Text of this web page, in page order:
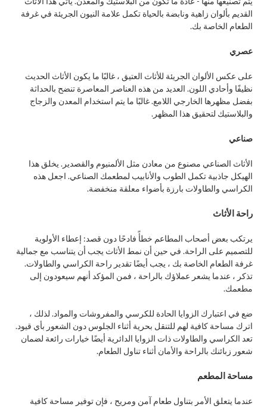
القديم بألوان زاهية ونابضة بالحياة تكمل علامة النيون الجريئة في غرفة
الطعام الخاصة بك.
عصري
على عكس الألوان الجريئة للأثاث العتيق ، غالبًا ما يكون الأثاث الحديث
نظيفًا وأحادي اللون. العديد من هذه العناصر المعاصرة تنضح بالحداثة
بفضل مظهرها الخارجي اللامع. غالبًا ما يتم استخدام المعدن والزجاج
والبلاستيك لتحقيق هذا المظهر.
صناعي
الأثاث الصناعي مصنوع من معادن مثل الألمنيوم والقصدير. يخلق هذا
الهيكل جاذبية تكمل الطوب والأنابيب لمطعمك الصناعي. اجعل هذه
الكراسي والطاولات بارزة بأضواء معلقة منخفضة.
راحة الأثاث
يرتكب بعض أصحاب المطاعم خطأً فادحًا دون قصد: إعطاء الأولوية
للتصميم على الراحة. في حين أن نمط الأثاث يجب أن يتناسب مع جمالية
غرفة الطعام الخاصة بك ، يجب أيضًا تقدير راحة الكراسي والطاولات.
تذكر ، عندما يشعر عملاؤك بالراحة ، فمن المؤكد أنهم سيعودون إلى
مطعمك.
ضع في اعتبارك الزوايا الحادة للكرسي والمفروشات والمواد. لذلك ،
اترك مساحة كافية لهم للتنقل بحرية أثناء الجلوس دون الشعور بأي قيود.
تعد الكراسي والطاولات ذات الزوايا الدائرية أيضًا خيارات رائعة لضمان
شعور زبائنك بالراحة والأمان أثناء تناول الطعام.
مساحة المطعم
عندما يتعلق الأمر بتناول طعام آمن ومريح ، فإن توفير مساحة كافية